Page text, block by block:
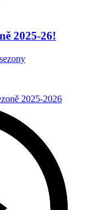
2025-26!